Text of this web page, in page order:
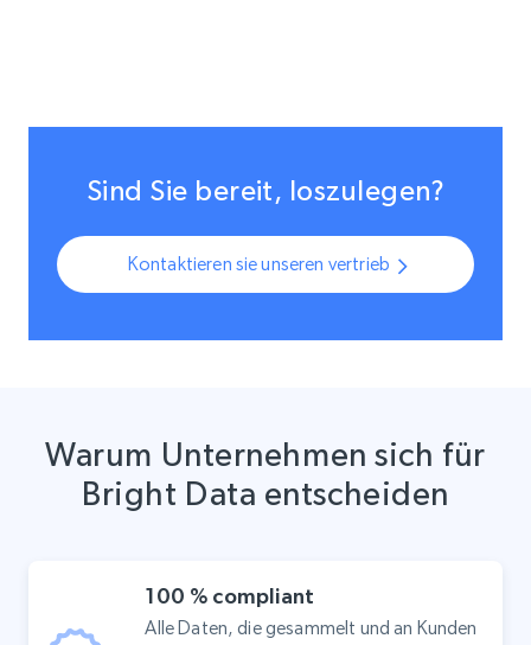
Sind Sie bereit, loszulegen?
Kontaktieren sie unseren vertrieb
Warum Unternehmen sich für
Bright Data entscheiden
100 % compliant
Alle Daten, die gesammelt und an Kunden